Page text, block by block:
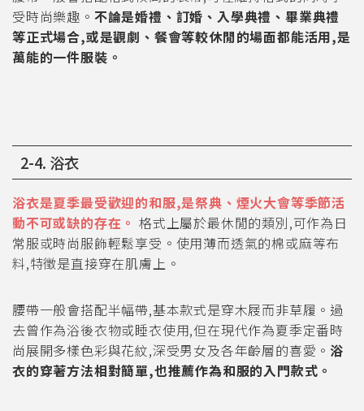
受時尚樂趣。 不論是婚禮、訂婚、入學典禮、畢業典禮
等正式場合,或是觀劇、餐會等較休閒的場面都能活用,是
萬能的一件服裝。
2-4. 浴衣
浴衣是夏季最受歡迎的和服,是祭典、煙火大會等季節活
動不可或缺的存在。 格式上屬於最休閒的類別,可作為日
常服或時尚服飾輕鬆享受。使用薄而透氣的棉或麻等布
料,特徵是直接穿在肌膚上。
腰帶一般會搭配半幅帶,基本款式是穿木屐而非草履。過
去曾作為浴後衣物或睡衣使用,但在現代作為夏季定番時
尚展開多樣色彩與花紋,深受男女及各年齡層的喜愛。 浴
衣的穿著方法相對簡單,也推薦作為和服的入門款式。